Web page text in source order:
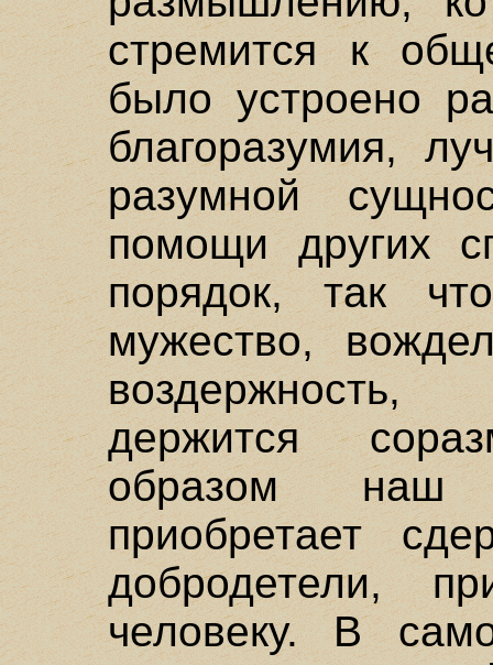
стремится к
было устроено
благоразумия,
разумной
помощи других
порядок, так
мужество,
держится
образом наш
приобретает
добродетели,
человеку. В